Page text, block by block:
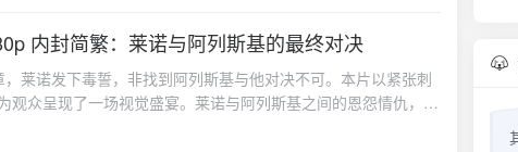
时的奇幻特效，还是现代都市的繁华景象，都呈现出令人惊叹的
让更多观众能够无障碍地欣赏这部作品。无论是大陆观众还是
己的语言习惯选择合适的字幕，大大提升了观看体验。{anote
pan.quark.cn/s/50bcbd148141" type="info" content="点此下
的剧情和精彩的对白，将观众带入一个充满悬疑和紧张的世界。
仅是力量的较量，更是智慧和意志的对抗。视觉效果影片采用了
幕，使得每一个细节都清晰可见。无论是枪战场景的激烈，还是
完美的呈现。影片的摄影和剪辑技术也相当出色，为观众带来了
内封简繁：莱诺与阿列斯基的最终对决
，莱诺发下毒誓，非找到阿列斯基与他对决不可。本片以紧张刺
观众呈现了一场视觉盛宴。莱诺与阿列斯基之间的恩怨情仇，将